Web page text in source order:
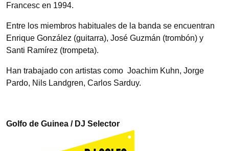
Francesc en 1994.
Entre los miembros habituales de la banda se encuentran
Enrique González (guitarra), José Guzmán (trombón) y
Santi Ramírez (trompeta).
Han trabajado con artistas como Joachim Kuhn, Jorge
Pardo, Nils Landgren, Carlos Sarduy.
Golfo de Guinea / DJ Selector